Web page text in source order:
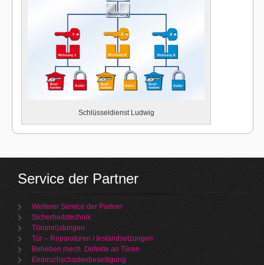
Schlüsseldienst Ludwig
Service der Partner
Weiterer Service der Partner
Sicherheitstechnik
Türumrüstungen
Tür – Reparaturen / Instandsetzungen
Beheben mech. Defekte an Türen
Einbruchschadenbeseitigung